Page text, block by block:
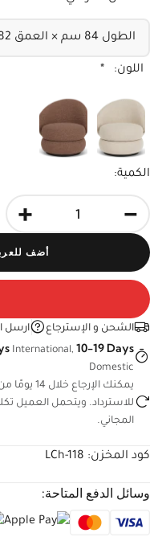
اللون: *
الكمية:
-
+
أضف
الشحن و الإسترجاع ارسل
International, 10-19 Days
Domestic
يمكنك
قابلة للاسترداد. ويتحمل
الشحن المجاني.
كود المخزن: LCh-118
وسائل الدفع المتاحة: